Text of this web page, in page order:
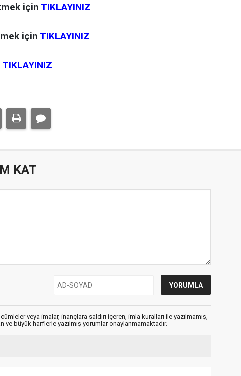
için TIKLAYINIZ
için TIKLAYINIZ
TIKLAYINIZ
KAT
veya imalar, inançlara saldırı içeren, imla kuralları ile yazılmamış,
ve büyük harflerle yazılmış yorumlar onaylanmamaktadır.